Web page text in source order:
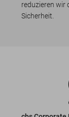
reduzieren wir
Sicherheit.